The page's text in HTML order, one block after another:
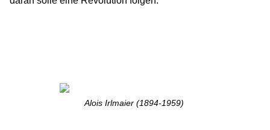
Alois Irlmaier (1894-1959)